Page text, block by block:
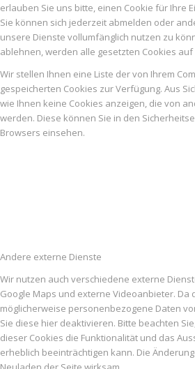
erlauben Sie uns bitte, einen Cookie für Ihre
Sie können sich jederzeit abmelden oder
unsere Dienste vollumfänglich nutzen zu
ablehnen, werden alle gesetzten Cookies
Wir stellen Ihnen eine Liste der von Ihrem
gespeicherten Cookies zur Verfügung. Aus
wie Ihnen keine Cookies anzeigen, die von
werden. Diese können Sie in den
Browsers einsehen.
Andere externe Dienste
Wir nutzen auch verschiedene externe
Google Maps und externe Videoanbieter. Da
möglicherweise personenbezogene Daten
Sie diese hier deaktivieren. Bitte beachten
dieser Cookies die Funktionalität und das
erheblich beeinträchtigen kann. Die